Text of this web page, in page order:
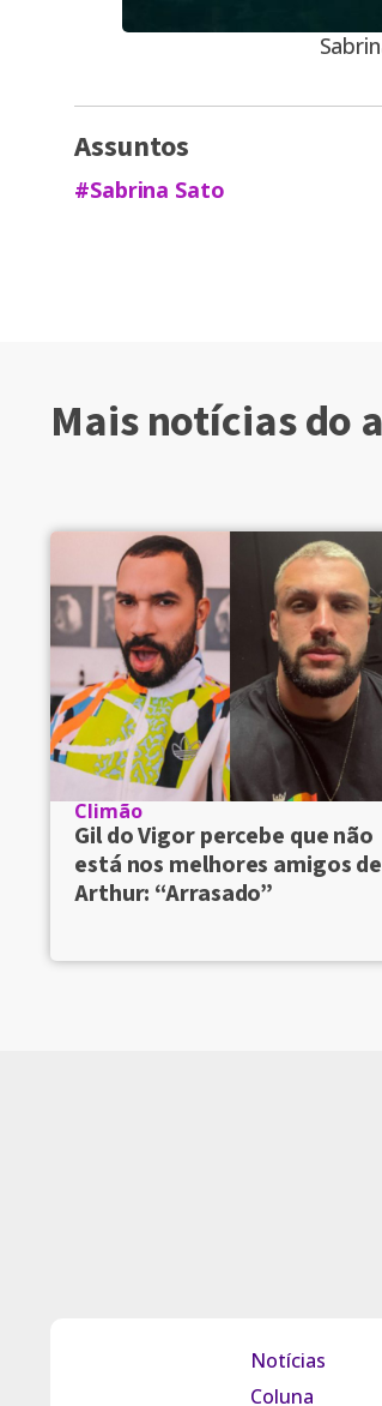
Assuntos
#Sabrina Sato
Mais notícias do
Climão
Gil do Vigor percebe que não
está nos melhores amigos de
Arthur: “Arrasado”
Notícias
Coluna